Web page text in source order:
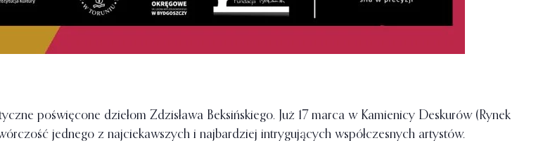
poświęcone dziełom Zdzisława Beksińskiego. Już 17 marca w Kamienicy Deskurów (Rynek
jednego z najciekawszych i najbardziej intrygujących współczesnych artystów.